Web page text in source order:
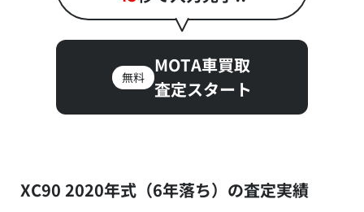
無料
MOTA車買取
査定スタート
XC90 2020年式（6年落ち）の査定実績